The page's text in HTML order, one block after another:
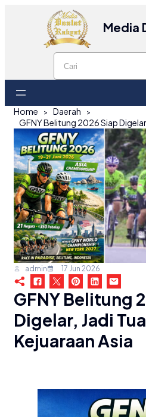
Media
Home
Daerah
admin 17 Jun 2026
GFNY Belitung
Digelar, Jadi
Kejuaraan Asia